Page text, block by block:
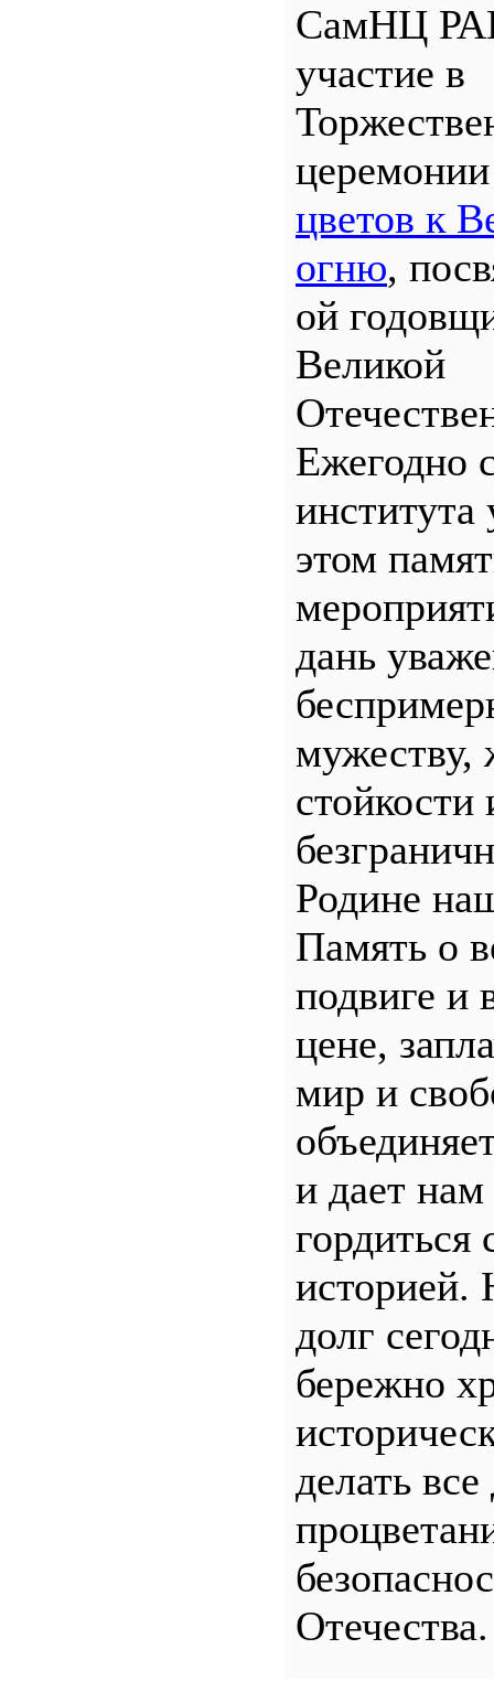
СамНЦ
участие в
цветов к
огню,
ой
Великой
Ежегодно
института
этом
дань
мужеству,
стойкости
Родине
Память о
подвиге и
цене,
мир и
и дает
гордиться
долг
бережно
делать все
Отечества.